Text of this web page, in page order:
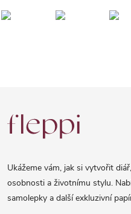
á
Ukážeme vám, jak si vytvořit
osobnosti a životnímu stylu.
samolepky a další exkluzivní